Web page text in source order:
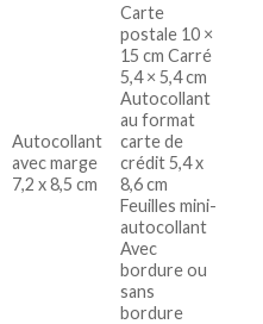
Autocollant
avec marge
7,2 x 8,5 cm
Carte
postale 10 ×
15 cm Carré
5,4 × 5,4 cm
Autocollant
au format
carte de
crédit 5,4 x
8,6 cm
Feuilles mini-
autocollant
Avec
bordure ou
sans
bordure